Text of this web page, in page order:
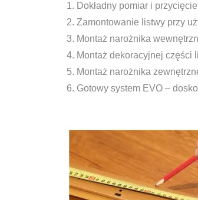
Dokładny pomiar i
Zamontowanie listwy przy
Montaż narożnika
Montaż dekoracyjnej części
Montaż narożnika
Gotowy system EVO –